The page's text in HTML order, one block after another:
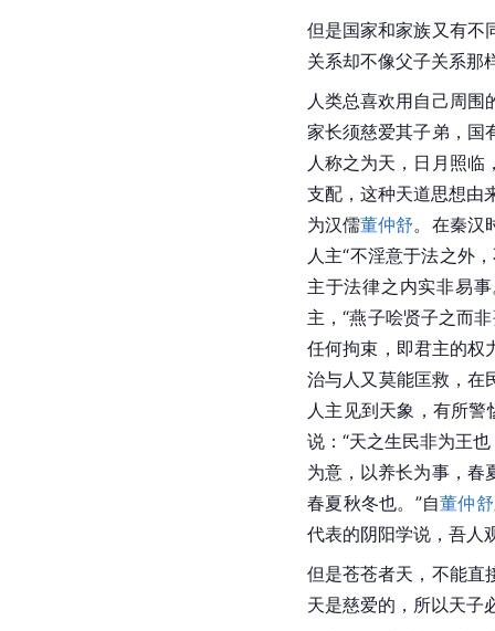
但是国家和家族又有不
关系却不像父子关系那
人类总喜欢用自己周
家长须慈爱其子弟，国
人称之为天，日月照
支配，这种天道思想由
为汉儒董仲舒。在秦汉
人主“不淫意于法之外
主于法律之内实非易
主，“燕子哙贤子之而非
任何拘束，即君主的权
治与人又莫能匡救，在
人主见到天象 ，有所
说：“天之生民非为王
为意，以养长为事，春
春夏秋冬也。”自董仲舒
代表的阴阳学说，吾人
但是苍苍者天，不能直
天是慈爱的，所以天子